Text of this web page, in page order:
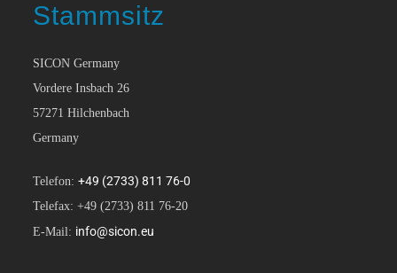
Stammsitz
SICON Germany
Vordere Insbach 26
57271 Hilchenbach
Germany
Telefon:+49 (2733) 811 76-0
Telefax: +49 (2733) 811 76-20
E-Mail: info@sicon.eu